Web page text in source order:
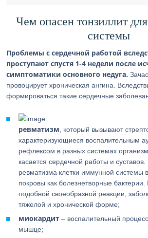
Чем опасен тонзиллит
системы
Проблемы с сердечной работой
проступают спустя 1-4 недели после
симптоматики основного недуга.
провоцирует хроническая ангина.
формироваться такие сердечные
ревматизм , который вызывают
характеризующиеся воспалительным
рефлексом в разных системах
касается сердечной работы и
ревматизма клетки иммунной системы
покровы как болезнетворные бактерии.
подобной своеобразной реакции,
тяжелой и хронической форме;
миокардит – воспалительный
мышце;